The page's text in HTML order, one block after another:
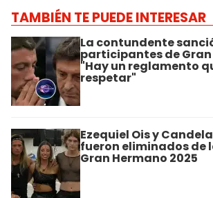
TAMBIÉN TE PUEDE INTERESAR
La contundente
participantes de
"Hay un reglamento
respetar"
Ezequiel Ois y
fueron eliminados de
Gran Hermano 2025